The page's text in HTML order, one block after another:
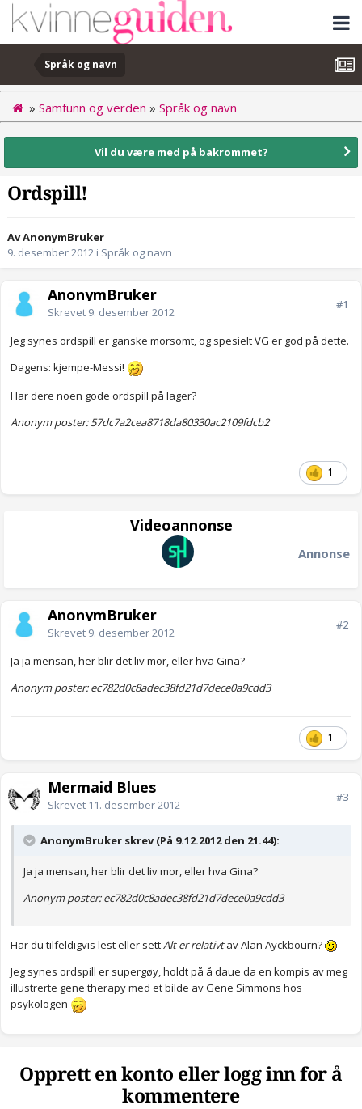
Språk og navn
» Samfunn og verden » Språk og navn
Vil du være med på bakrommet?
Ordspill!
Av AnonymBruker
9. desember 2012 i Språk og navn
AnonymBruker
Skrevet 9. desember 2012
#1
Jeg synes ordspill er ganske morsomt, og spesielt VG er god på dette.
Dagens: kjempe-Messi!
Har dere noen gode ordspill på lager?
Anonym poster: 57dc7a2cea8718da80330ac2109fdcb2
1
Videoannonse
Annonse
AnonymBruker
Skrevet 9. desember 2012
#2
Ja ja mensan, her blir det liv mor, eller hva Gina?
Anonym poster: ec782d0c8adec38fd21d7dece0a9cdd3
1
Mermaid Blues
Skrevet 11. desember 2012
#3
AnonymBruker skrev (På 9.12.2012 den 21.44):
Ja ja mensan, her blir det liv mor, eller hva Gina?
Anonym poster: ec782d0c8adec38fd21d7dece0a9cdd3
Har du tilfeldigvis lest eller settAlt er relativtav Alan Ayckbourn?
Jeg synes ordspill er supergøy, holdt på å daue da en kompis av meg
illustrerte gene therapy med et bilde av Gene Simmons hos
psykologen
Opprett en konto eller logg inn for å
kommentere